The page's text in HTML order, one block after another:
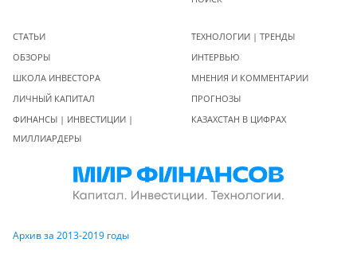
СТАТЬИ
ОБЗОРЫ
ШКОЛА ИНВЕСТОРА
ЛИЧНЫЙ КАПИТАЛ
ФИНАНСЫ | ИНВЕСТИЦИИ |
МИЛЛИАРДЕРЫ
ТЕХНОЛОГИИ | ТРЕНДЫ
ИНТЕРВЬЮ
МНЕНИЯ И КОММЕНТАРИИ
ПРОГНОЗЫ
КАЗАХСТАН В ЦИФРАХ
Архив за 2013-2019 годы